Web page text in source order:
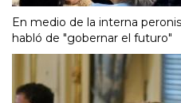
En medio de la interna
habló de "gobernar el futuro"